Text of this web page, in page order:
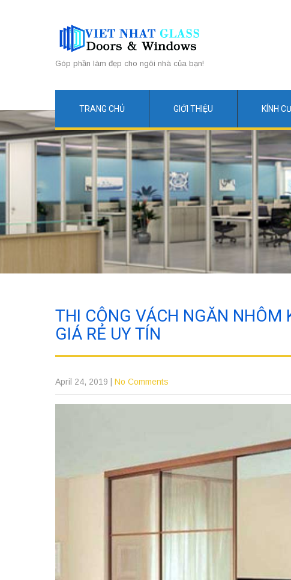
Góp phần làm đẹp cho ngôi nhà của bạn!
TRANG CHỦ GIỚI THIỆU KÍNH
THI CÔNG VÁCH NGĂN NHÔM
GIÁ RẺ UY TÍN
April 24, 2019 No Comments